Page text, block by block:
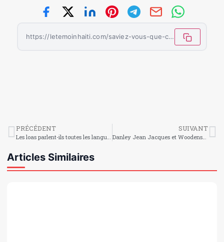
https://letemoinhaiti.com/saviez-vous-que-certains-lacs-peuvent-exploser/
PRÉCÉDENT
Les loas parlent-ils toutes les langues ?
SUIVANT
Danley Jean Jacques et Woodensky Pierre de retour au pays après l’expérience de la Coupe du monde
Articles Similaires